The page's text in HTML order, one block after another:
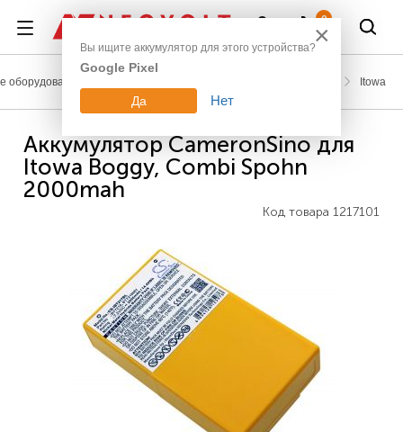
0
Itowa
Аккумулятор CameronSino для
Itowa Boggy, Combi Spohn
2000mah
Код товара 1217101
×
Вы ищите аккумулятор для этого устройства?
Google Pixel
Да Нет